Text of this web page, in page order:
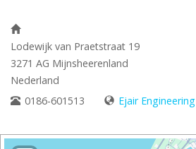
Lodewijk van Praetstraat 19
3271 AG Mijnsheerenland
Nederland
0186-601513
Ejair Engineering